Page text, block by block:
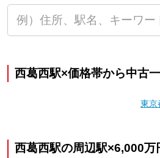
西葛西駅×価格帯から中古
東京
西葛西駅の周辺駅×6,000万